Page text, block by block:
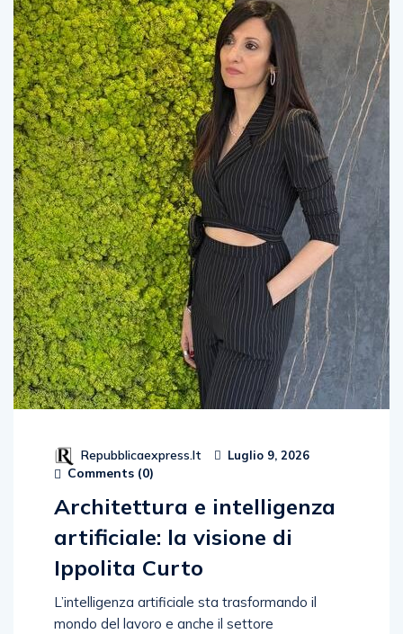
Repubblicaexpress.it Luglio 9, 2026
Comments (0)
Architettura e intelligenza
artificiale: la visione di
Ippolita Curto
L’intelligenza artificiale sta trasformando il
mondo del lavoro e anche il settore